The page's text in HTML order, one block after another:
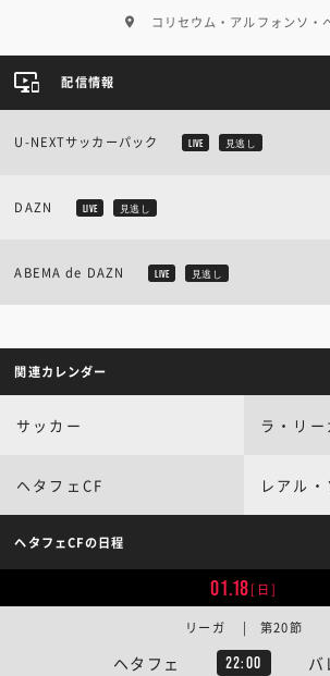
コリセウム・アルフォンソ・
配信情報
U-NEXTサッカーパック LIVE 見逃し
DAZN LIVE 見逃し
ABEMA de DAZN LIVE 見逃し
関連カレンダー
サッカー ラ・リー
ヘタフェCF レアル
ヘタフェCFの日程
01.18[日]
ヘタフェ 22:00 バ
リーガ | 第20節